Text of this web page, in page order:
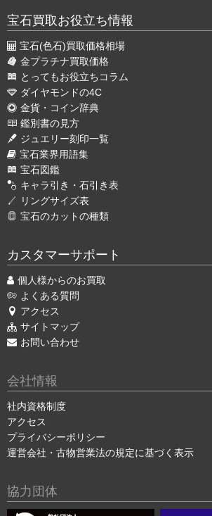
宝石買取お役立ち情報
宝石(色石)買取価格相場
金プラチナ買取価格
とってもお役立ちコラム
ダイヤモンドの4C
金貨・コイン辞典
鑑別書の見方
ジュエリー刻印一覧
宝石業界用語集
宝石図鑑
キャラ引き・石引き表
リングサイズ表
宝石のカットの種類
カスタマーサポート
個人様からのお買取
よくある質問
アクセス
サイトマップ
お問い合わせ
会社情報
社内資格制度
アクセス
プライバシーポリシー
運営会社・古物営業法の規定に基づく表示
協力団体